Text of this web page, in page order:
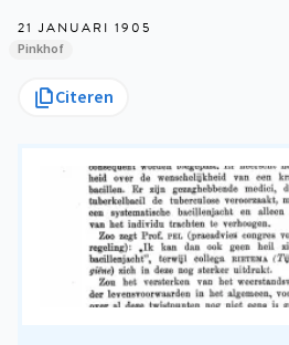
21 JANUARI 1905
Pinkhof
Citeren